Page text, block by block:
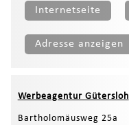
Internetseite
Adresse anzeigen
Werbeagentur Gütersloh
Bartholomäusweg 25a